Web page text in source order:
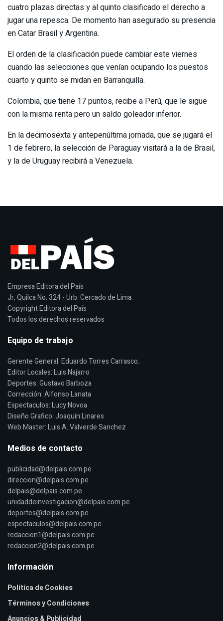
cuatro plazas directas y al quinto clasificado el derecho a
jugar una repesca. De momento han asegurado su presencia
en Catar Brasil y Argentina.
El orden de la clasificación puede cambiar este viernes
cuando las selecciones que venían ocupando los puestos
cuarto y quinto se midan en Barranquilla.
Colombia, que tiene 17 puntos, recibe a Perú, que le sigue
con la misma renta pero un saldo goleador inferior.
En la decimosexta y antepenúltima jornada, que se jugará el
1 de febrero, la selección de Paraguay visitará a la de Brasil,
y la de Uruguay recibirá a Venezuela.
Empresa Editora del País
Jr, Quilca No. 324 - Urb. Cercado de Lima.
Copyright Editora del País
Todos los derechos reservados
Equipo de trabajo
Gerente General: Eduardo Torres Carrasco.
Editor Locales: Luis Najarro
Deportes: Gustavo Barboza
Corrección: Alfonso Lanata
Espectaculos: Lucy Novoa
Diseño Grafico: Joaquin Linares
Web Master: Luis A. Valverde Sanchez
Medios de contacto
publicidad@delpais.com.pe
direccion@delpais.com.pe
delpais@delpais.com.pe
unidaddeinvestigacion@delpais.com.pe
deportes@delpais.com.pe
espectaculos@delpais.com.pe
redaccion1@delpais.com.pe
redaccion2@delpais.com.pe
Información
Política de Cookies
Términos y Condiciones
Anuncios & Publicidad